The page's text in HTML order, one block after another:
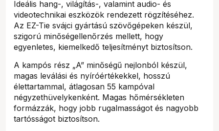
Ideális hang-, világítás-, valamint audio- és
videotechnikai eszközök rendezett rögzítéséhez.
Az EZ-Tie svájci gyártású szövőgépeken készül,
szigorú minőségellenőrzés mellett, hogy
egyenletes, kiemelkedő teljesítményt biztosítson.
A kampós rész „A” minőségű nejlonból készül,
magas leválási és nyíróértékekkel, hosszú
élettartammal, átlagosan 55 kampóval
négyzethüvelykenként. Magas hőmérsékleten
formázzák, hogy jobb rugalmasságot és nagyobb
tartósságot biztosítson.